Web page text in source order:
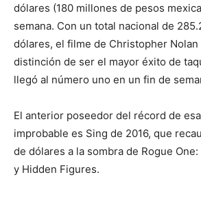
dólares (180 millones de pesos
semana. Con un total nacional de
dólares, el filme de Christopher Nolan
distinción de ser el mayor éxito de
llegó al número uno en un fin de
El anterior poseedor del récord de
improbable es Sing de 2016, que
de dólares a la sombra de Rogue
y Hidden Figures.